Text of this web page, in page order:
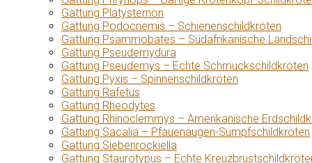
Gattung Platysternon
Gattung Podocnemis – Schienenschildkröten
Gattung Psammobates – Südafrikanische
Gattung Pseudemydura
Gattung Pseudemys – Echte Schmuckschildkröten
Gattung Pyxis – Spinnenschildkröten
Gattung Rafetus
Gattung Rheodytes
Gattung Rhinoclemmys – Amerikanische
Gattung Sacalia – Pfauenaugen-Sumpfschildkröten
Gattung Siebenrockiella
Gattung Staurotypus – Echte